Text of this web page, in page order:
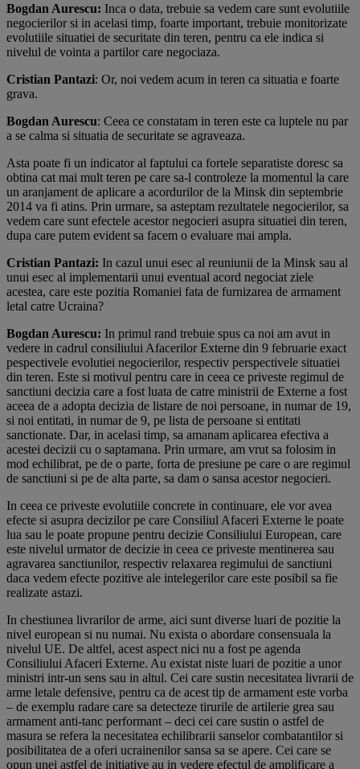
Bogdan Aurescu: Inca o data, trebuie sa vedem care sunt evolutiile
negocierilor si in acelasi timp, foarte important, trebuie monitorizate
evolutiile situatiei de securitate din teren, pentru ca ele indica si
nivelul de vointa a partilor care negociaza.
Cristian Pantazi: Or, noi vedem acum in teren ca situatia e foarte
grava.
Bogdan Aurescu: Ceea ce constatam in teren este ca luptele nu par
a se calma si situatia de securitate se agraveaza.
Asta poate fi un indicator al faptului ca fortele separatiste doresc sa
obtina cat mai mult teren pe care sa-l controleze la momentul la care
un aranjament de aplicare a acordurilor de la Minsk din septembrie
2014 va fi atins. Prin urmare, sa asteptam rezultatele negocierilor, sa
vedem care sunt efectele acestor negocieri asupra situatiei din teren,
dupa care putem evident sa facem o evaluare mai ampla.
Cristian Pantazi: In cazul unui esec al reuniunii de la Minsk sau al
unui esec al implementarii unui eventual acord negociat ziele
acestea, care este pozitia Romaniei fata de furnizarea de armament
letal catre Ucraina?
Bogdan Aurescu: In primul rand trebuie spus ca noi am avut in
vedere in cadrul consiliului Afacerilor Externe din 9 februarie exact
pespectivele evolutiei negocierilor, respectiv perspectivele situatiei
din teren. Este si motivul pentru care in ceea ce priveste regimul de
sanctiuni decizia care a fost luata de catre ministrii de Externe a fost
aceea de a adopta decizia de listare de noi persoane, in numar de 19,
si noi entitati, in numar de 9, pe lista de persoane si entitati
sanctionate. Dar, in acelasi timp, sa amanam aplicarea efectiva a
acestei decizii cu o saptamana. Prin urmare, am vrut sa folosim in
mod echilibrat, pe de o parte, forta de presiune pe care o are regimul
de sanctiuni si pe de alta parte, sa dam o sansa acestor negocieri.
In ceea ce priveste evolutiile concrete in continuare, ele vor avea
efecte si asupra decizilor pe care Consiliul Afaceri Externe le poate
lua sau le poate propune pentru decizie Consiliului European, care
este nivelul urmator de decizie in ceea ce priveste mentinerea sau
agravarea sanctiunilor, respectiv relaxarea regimului de sanctiuni
daca vedem efecte pozitive ale intelegerilor care este posibil sa fie
realizate astazi.
In chestiunea livrarilor de arme, aici sunt diverse luari de pozitie la
nivel european si nu numai. Nu exista o abordare consensuala la
nivelul UE. De altfel, acest aspect nici nu a fost pe agenda
Consiliului Afaceri Externe. Au existat niste luari de pozitie a unor
ministri intr-un sens sau in altul. Cei care sustin necesitatea livrarii de
arme letale defensive, pentru ca de acest tip de armament este vorba
– de exemplu radare care sa detecteze tirurile de artilerie grea sau
armament anti-tanc performant – deci cei care sustin o astfel de
masura se refera la necesitatea echilibrarii sanselor combatantilor si
posibilitatea de a oferi ucrainenilor sansa sa se apere. Cei care se
opun unei astfel de initiative au in vedere efectul de amplificare a